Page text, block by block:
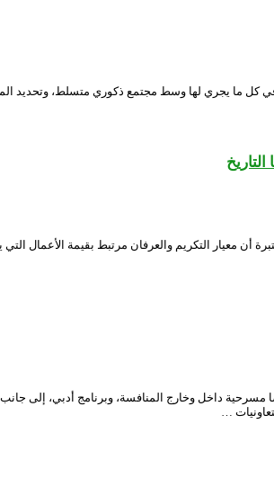
كل ما يجري لها وسط مجتمع ذكوري متسلط، وتحديد
أن معيار التكريم والعرفان مرتبط بقيمة
داخل وخارج المنافسة، وبرنامج أدبي، إلى